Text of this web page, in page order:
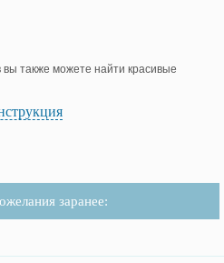
вы также можете найти красивые
заранее: